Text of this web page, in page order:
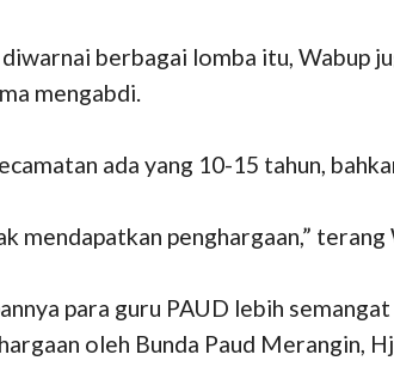
berbagai lomba itu, Wabup
mengabdi.
ada yang 10-15 tahun,
mendapatkan penghargaan,”
para guru PAUD lebih
oleh Bunda Paud Merangin,